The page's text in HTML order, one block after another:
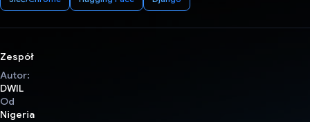
Zespół
Autor:
DWIL
Od
Nigeria